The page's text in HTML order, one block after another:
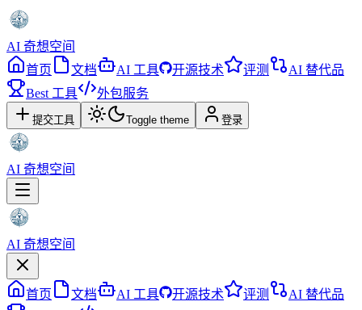
AI 奇想空间
首页
文档 AI 工具 开源技术 评测
AI 替代品
Best 工具
外包服务
提交工具 Toggle theme 登录
AI 奇想空间
AI 奇想空间
首页 文档 AI 工具 开源技术 评测
AI 替代品